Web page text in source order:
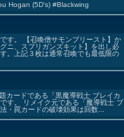
Hogan (5D's) #Blackwing
す。 【召喚僧サモンプリースト】か
ニ、スプリガンズキット】を出し必
。上記３枚は通常召喚でも最低限の
カードである「黒魔導戦士 ブレイカ
す。 リメイク元である「魔導戦士 ブ
・罠カードの破壊効果は回数...